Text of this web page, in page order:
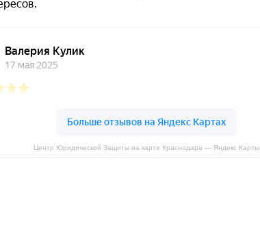
Центр Юридической Защиты на карте Краснодара — Яндекс Карты